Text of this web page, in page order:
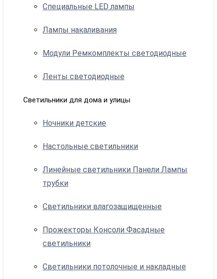
Специальные LED лампы
Лампы накаливания
Модули Ремкомплекты светодиодные
Ленты светодиодные
Светильники для дома и улицы
Ночники детские
Настольные светильники
Линейные светильники Панели Лампы
трубки
Светильники влагозащищенные
Прожекторы Консоли Фасадные
светильники
Светильники потолочные и накладные